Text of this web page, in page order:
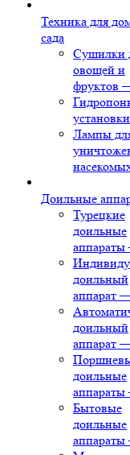
Техника для
сада
Сушилки
овощей и
фруктов
установки
Лампы
Доильные
Турецкие
доильные
аппараты
доильный
аппарат
доильный
аппарат
доильные
аппараты
Бытовые
доильные
аппараты